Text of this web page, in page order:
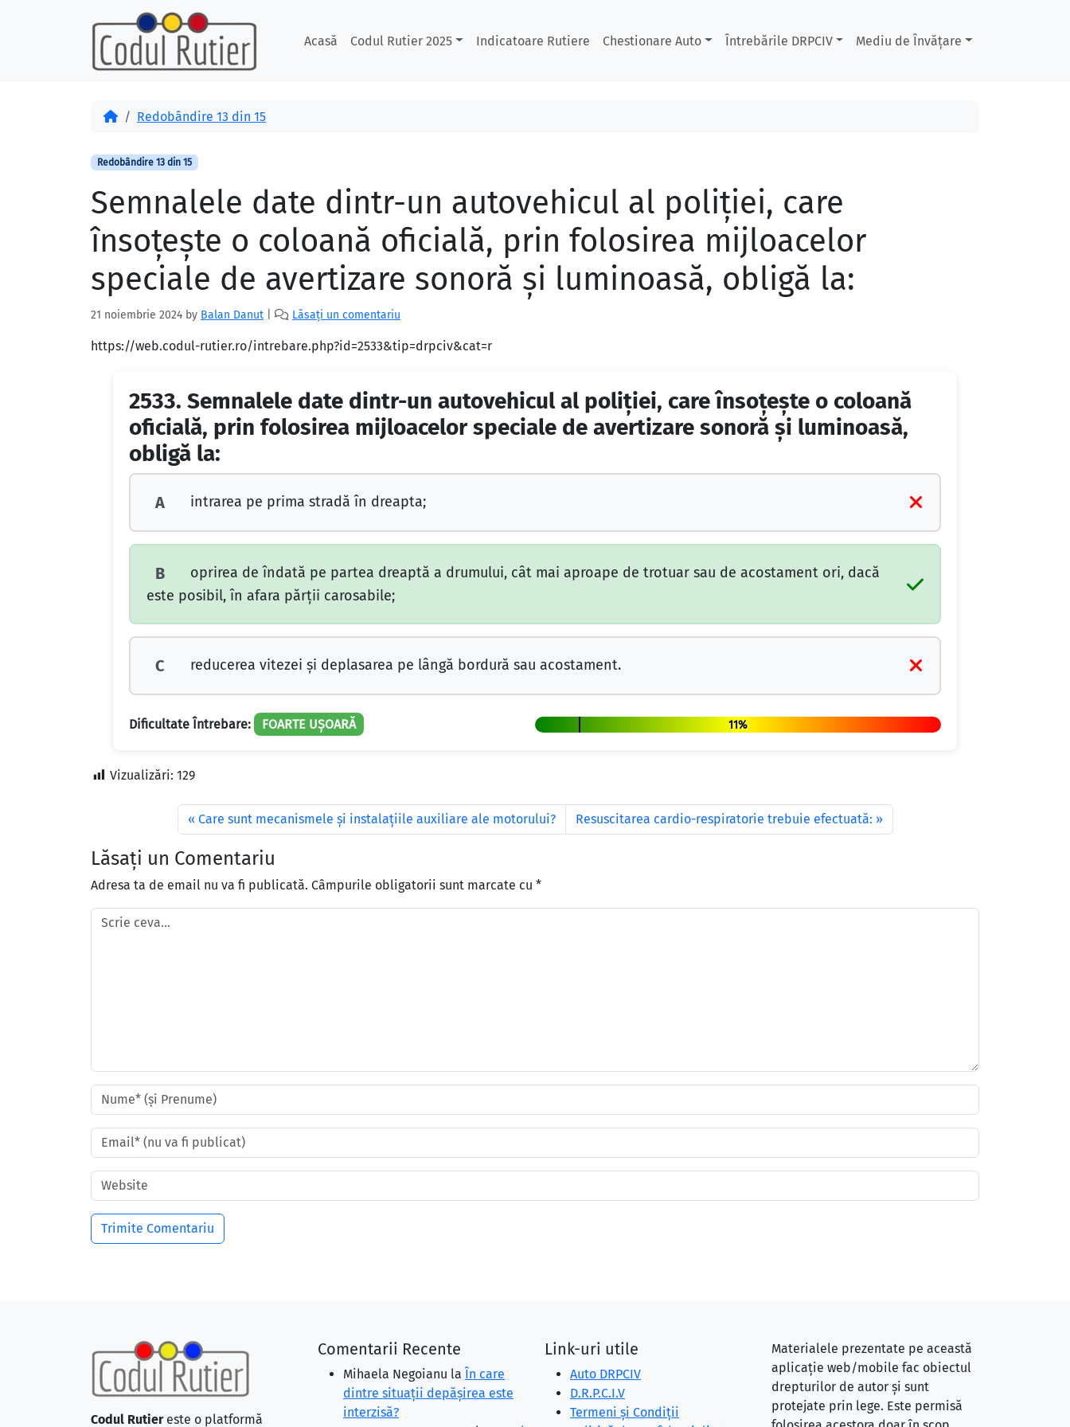
Acasă Codul Rutier 2025 Indicatoare Rutiere Chestionare Auto Întrebările DRPCIV Mediu de Învățare
AcasăRedobândire 13 din 15
Redobândire 13 din 15
Semnalele date dintr-un autovehicul al poliţiei, care
însoţeşte o coloană oficială, prin folosirea mijloacelor
speciale de avertizare sonoră şi luminoasă, obligă la:
21 noiembrie 2024 by Balan Danut Lăsați un comentariu
https://web.codul-rutier.ro/intrebare.php?id=2533&tip=drpciv&cat=r
2533. Semnalele date dintr-un autovehicul al poliţiei, care însoţeşte o coloană
oficială, prin folosirea mijloacelor speciale de avertizare sonoră şi luminoasă,
obligă la:
A intrarea pe prima stradă în dreapta;
B
oprirea de îndată pe partea dreaptă a drumului, cât mai aproape de trotuar sau de acostament ori, dacă
este posibil, în afara părţii carosabile;
C reducerea vitezei şi deplasarea pe lângă bordură sau acostament.
Dificultate Întrebare: FOARTE UȘOARĂ 11%
Vizualizări: 129
Care sunt mecanismele şi instalaţiile auxiliare ale motorului? Resuscitarea cardio-respiratorie trebuie efectuată:
Lăsați un Comentariu
Adresa ta de email nu va fi publicată. Câmpurile obligatorii sunt marcate cu *
Codul Rutiereste o platformă
Comentarii Recente
Mihaela Negoianu la În care
dintre situaţii depăşirea este
interzisă?
Link-uri utile
Auto DRPCIV
D.R.P.C.I.V
Termeni și Condiții
Materialele prezentate pe această
aplicație web/mobile fac obiectul
drepturilor de autor și sunt
protejate prin lege. Este permisă